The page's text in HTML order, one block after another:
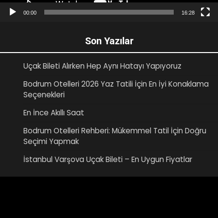
00:00 16:28
Son Yazılar
Uçak Bileti Alırken Hep Aynı Hatayı Yapıyoruz
Bodrum Otelleri 2026 Yaz Tatili İçin En İyi Konaklama
Seçenekleri
En İnce Akıllı Saat
Bodrum Otelleri Rehberi: Mükemmel Tatil İçin Doğru
Seçimi Yapmak
İstanbul Varşova Uçak Bileti – En Uygun Fiyatlar